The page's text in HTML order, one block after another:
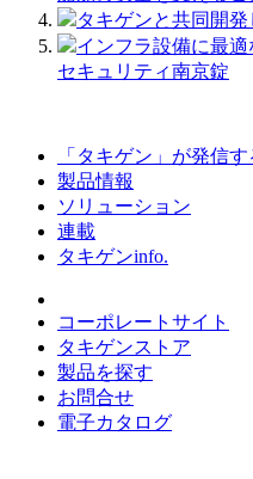
タキゲンと共同開発
インフラ設備に最
セキュリティ南京錠
「タキゲン」が発信
製品情報
ソリューション
連載
タキゲンinfo.
コーポレートサイト
タキゲンストア
製品を探す
お問合せ
電子カタログ